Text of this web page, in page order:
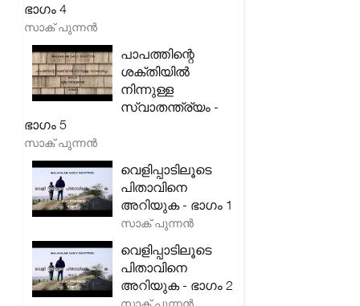
ഭാഗം 4
സാക് പുന്നൻ
പാപത്തിന്റെ
ശക്തിയിൽ
നിന്നുള്ള
സ്വാതന്ത്ര്യം -
ഭാഗം 5
സാക് പുന്നൻ
വെളിപ്പാടിലൂടെ
പിതാവിനെ
അറിയുക - ഭാഗം 1
സാക് പുന്നൻ
വെളിപ്പാടിലൂടെ
പിതാവിനെ
അറിയുക - ഭാഗം 2
സാക് പുന്നൻ